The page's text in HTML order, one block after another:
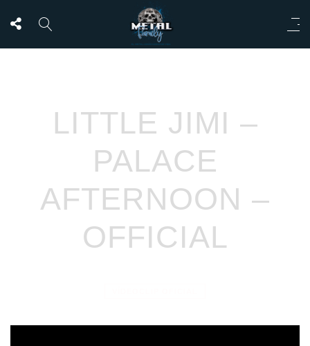
LITTLE JIMI –
PALACE
AFTERNOON –
OFFICIAL